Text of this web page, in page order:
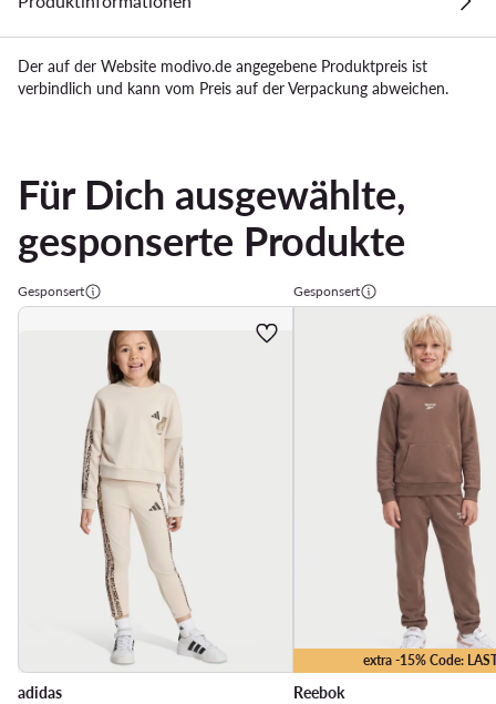
Der auf der Website modivo.de angegebene Produktpreis ist
verbindlich und kann vom Preis auf der Verpackung abweichen.
Für Dich ausgewählte,
gesponserte Produkte
Gesponsert
adidas
Gesponsert
extra -15% Code:
Reebok